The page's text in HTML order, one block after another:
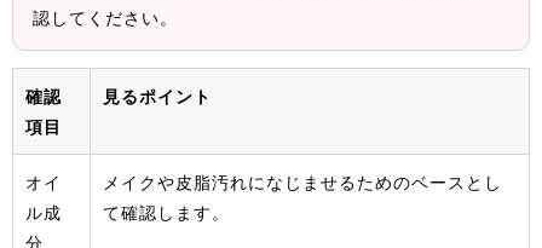
認してください。
確認
項目
見るポイント
オイ
ル成
分
メイクや皮脂汚れになじませるためのベースとし
て確認します。